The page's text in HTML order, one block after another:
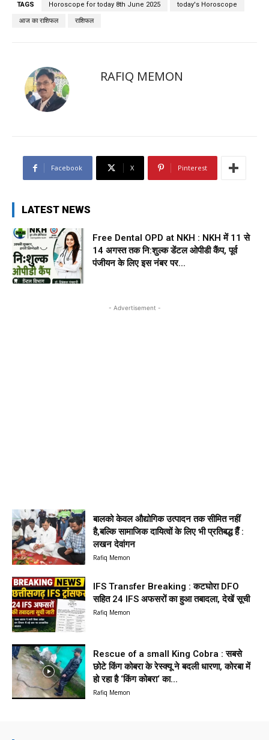
TAGS Horoscope for today 8th June 2025 today's Horoscope
आज का राशिफल राशिफल
RAFIQ MEMON
Facebook X Pinterest
LATEST NEWS
Free Dental OPD at NKH : NKH में 11 से
14 अगस्त तक नि:शुल्क डेंटल ओपीडी कैंप, पूर्व
पंजीयन के लिए इस नंबर पर...
- Advertisement -
बालको केवल औद्योगिक उत्पादन तक सीमित नहीं
है,बल्कि सामाजिक दायित्वों के लिए भी प्रतिबद्ध हैँ :
लखन देवांगन
Rafiq Memon
IFS Transfer Breaking : कटघोरा DFO
सहित 24 IFS अफसरों का हुआ तबादला, देखें सूची
Rafiq Memon
Rescue of a small King Cobra : सबसे
छोटे किंग कोबरा के रेस्क्यू ने बदली धारणा, कोरबा में
हो रहा है ‘किंग कोबरा‘ का...
Rafiq Memon